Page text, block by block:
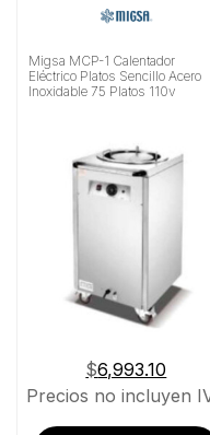
Migsa MCP-1 Calentador
Eléctrico Platos Sencillo Acero
Inoxidable 75 Platos 110v
$6,993.10
Precios no incluyen